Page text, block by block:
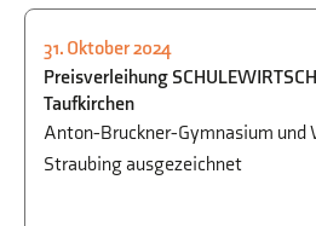
FEIERN,STUDIEN- UND
BERUFSORIENTIERUNG,
31. Oktober 2024
Preisverleihung
Taufkirchen
Anton-Bruckner-Gymnasium
Straubing ausgezeichnet